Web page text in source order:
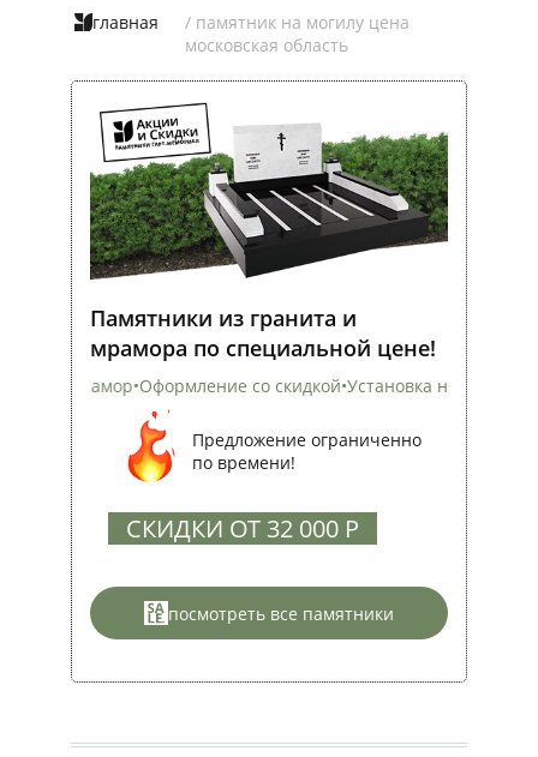
главная
/ памятник на могилу цена
московская область
Памятники из гранита и
мрамора по специальной цене!
Оформление со скидкой•Установка на всех кладбищах
Предложение ограниченно
по времени!
СКИДКИ ОТ 32 000 Р
посмотреть все памятники